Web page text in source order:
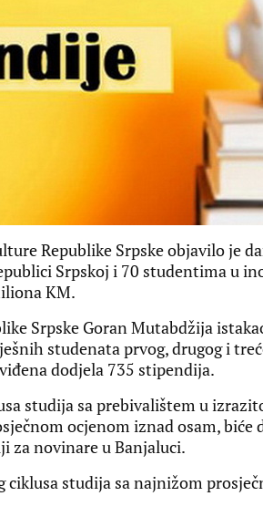
Republike Srpske objavilo je
Srpskoj i 70 studentima u
KM.
Srpske Goran Mutabdžija
studenata prvog, drugog i
dodjela 735 stipendija.
studija sa prebivalištem u
ocjenom iznad osam,
za novinare u Banjaluci.
studija sa najnižom